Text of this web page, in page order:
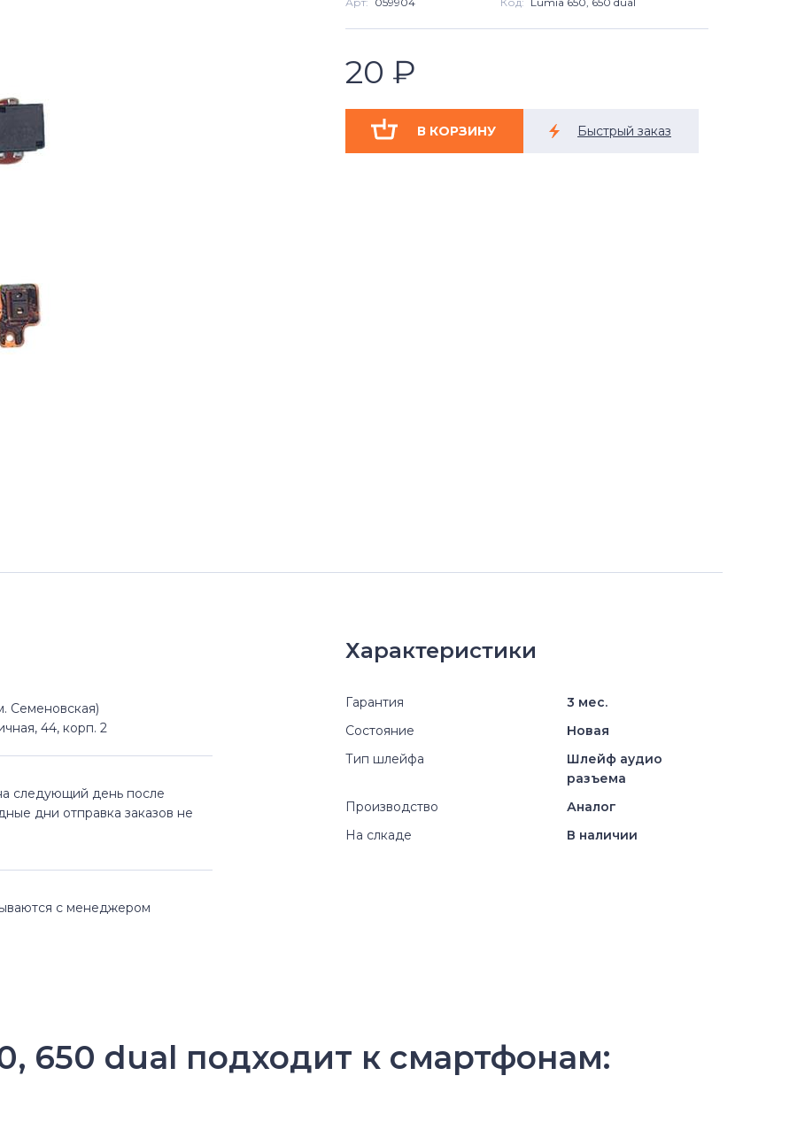
20 ₽
Семеновская)
44, корп. 2
следующий день после
дни отправка заказов не
с менеджером
Характеристики
Гарантия
3 мес.
Состояние
Новая
Тип шлейфа
Шлейф аудио
разъема
Производство
Аналог
На слкаде
В наличии
650 dual подходит к смартфонам: